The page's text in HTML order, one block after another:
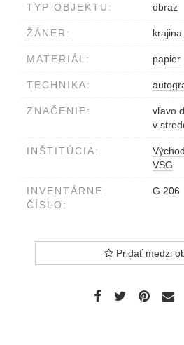
TYP OBJEKTU: obraz
ŽÁNER: krajina
MATERIÁL: papier
TECHNIKA:
ZNAČENIE:
vľavo
v
INŠTITÚCIA:
VSG
INVENTÁRNE
ČÍSLO:
G 206
Pridať medzi